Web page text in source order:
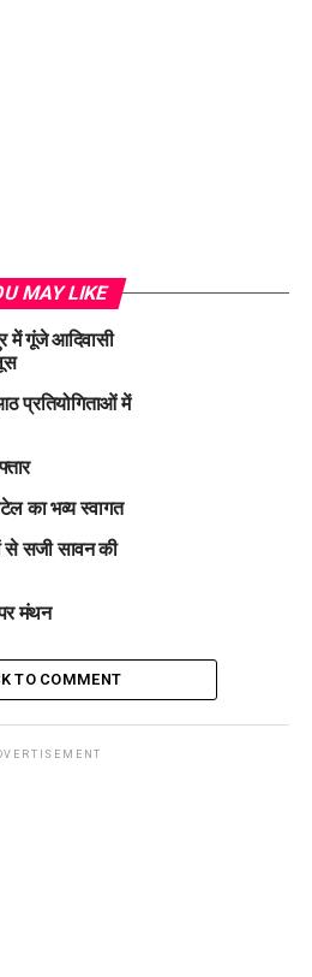
MAY LIKE
में गूंजे आदिवासी
प्रतियोगिताओं में
का भव्य स्वागत
से सजी सावन की
मंथन
TO COMMENT